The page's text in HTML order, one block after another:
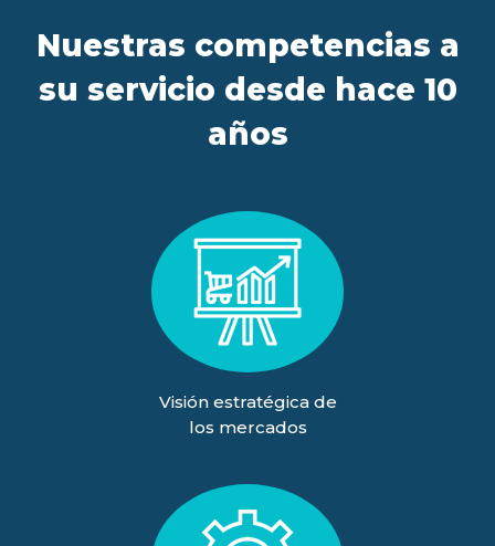
Nuestras competencias a
su servicio desde hace 10
años
Visión estratégica de
los mercados